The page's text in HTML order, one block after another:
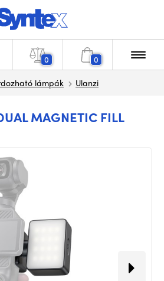
0 0
lámpák Ulanzi
MAGNETIC FILL